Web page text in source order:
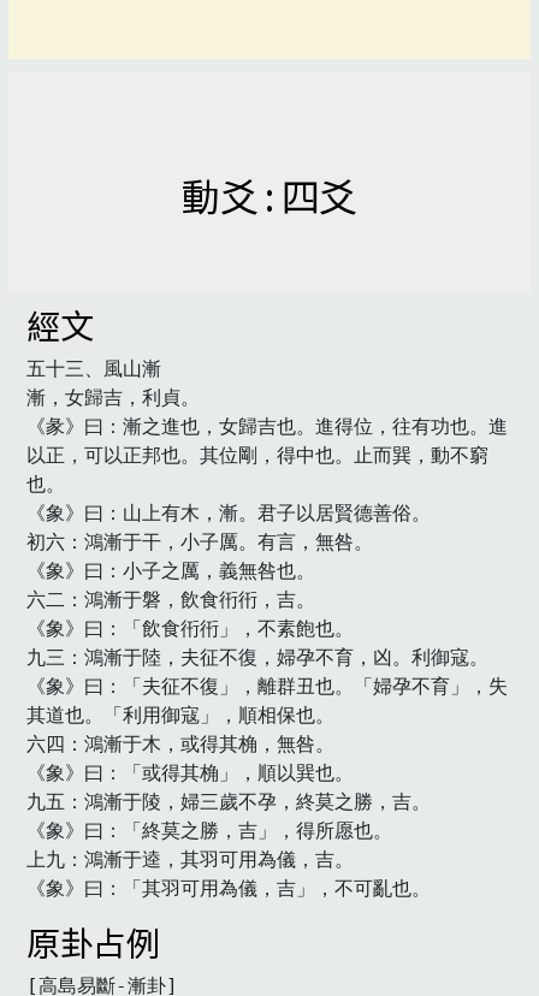
動爻 : 四爻
經文
五十三、風山漸
漸，女歸吉，利貞。
《彖》曰：漸之進也，女歸吉也。進得位，往有功也。進
以正，可以正邦也。其位剛，得中也。止而巽，動不窮
也。
《象》曰：山上有木，漸。君子以居賢德善俗。
初六：鴻漸于干，小子厲。有言，無咎。
《象》曰：小子之厲，義無咎也。
六二：鴻漸于磐，飲食衎衎，吉。
《象》曰：「飲食衎衎」，不素飽也。
九三：鴻漸于陸，夫征不復，婦孕不育，凶。利御寇。
《象》曰：「夫征不復」，離群丑也。「婦孕不育」，失
其道也。「利用御寇」，順相保也。
六四：鴻漸于木，或得其桷，無咎。
《象》曰：「或得其桷」，順以巽也。
九五：鴻漸于陵，婦三歲不孕，終莫之勝，吉。
《象》曰：「終莫之勝，吉」，得所愿也。
上九：鴻漸于逵，其羽可用為儀，吉。
《象》曰：「其羽可用為儀，吉」，不可亂也。
原卦占例
[高島易斷-漸卦]